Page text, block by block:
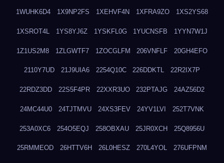
1WUHK6D4 1X9NP2FS 1XEHVF4N 1XFRA9ZO 1XS2YS68
1XSROT4L 1YS8YJ6Z 1YSKFL0G 1YUCNSFB 1YYN7W1J
1Z1US2M8 1ZLGWTF7 1ZOCGLFM 206VNFLF 20GH4EFO
2110Y7UD 21J9UIA6 2254Q10C 226DDKTL 22R2IX7P
22RDZ3DD 22S5F4PR 22XXR3UO 232PTAJG 24AZ56D2
24MC44U0 24TJTMVU 24XS3FEV 24YV1LVI 252T7VNK
253A0XC6 254O5EQJ 258OBXAU 25JR0XCH 25Q8956U
25RMMEOD 26HTTV6H 26L0HESZ 270L4YOL 276UFPNM